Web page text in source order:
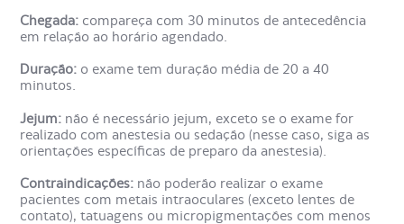
Como é feito o exame de Angio
Ressonância Magnética Arterial
de Pescoço?
No exame de Angioressonância Magnética, o paciente
deita em maca, que desliza para dentro de um aparelho
O aparelho é composto por um imã gigante, capaz de
Chegada: compareça com 30 minutos de antecedência
em relação ao horário agendado.
Duração: o exame tem duração média de 20 a 40
minutos.
Jejum: não é necessário jejum, exceto se o exame for
realizado com anestesia ou sedação (nesse caso, siga as
orientações específicas de preparo da anestesia).
Contraindicações: não poderão realizar o exame
pacientes com metais intraoculares (exceto lentes de
contato), tatuagens ou micropigmentações com menos